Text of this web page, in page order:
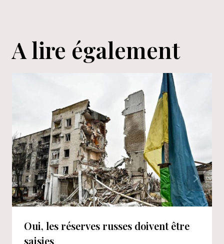
A lire également
Oui, les réserves russes doivent être
saisies